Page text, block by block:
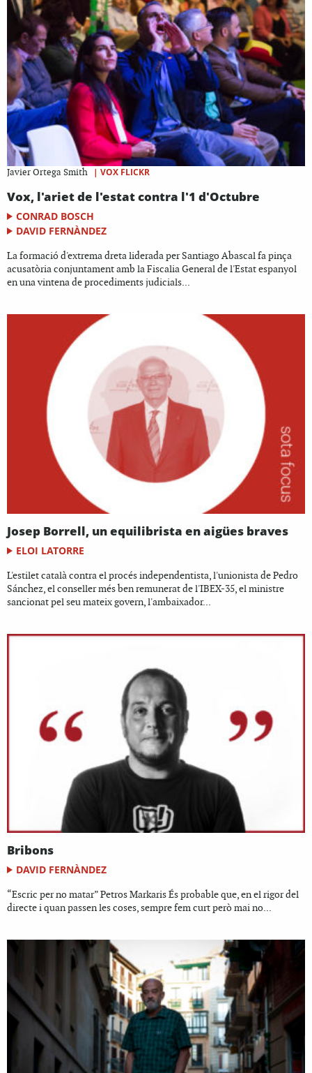
Javier Ortega Smith | VOX FLICKR
Vox, l'ariet de l'estat contra l'1 d'Octubre
CONRAD BOSCH
DAVID FERNÀNDEZ
La formació d'extrema dreta liderada per Santiago Abascal fa pinça
acusatòria conjuntament amb la Fiscalia General de l'Estat espanyol
en una vintena de procediments judicials...
Josep Borrell, un equilibrista en aigües braves
ELOI LATORRE
L'estilet català contra el procés independentista, l'unionista de Pedro
Sánchez, el conseller més ben remunerat de l'IBEX-35, el ministre
sancionat pel seu mateix govern, l'ambaixador...
Bribons
DAVID FERNÀNDEZ
“Escric per no matar” Petros Markaris És probable que, en el rigor del
directe i quan passen les coses, sempre fem curt però mai no...